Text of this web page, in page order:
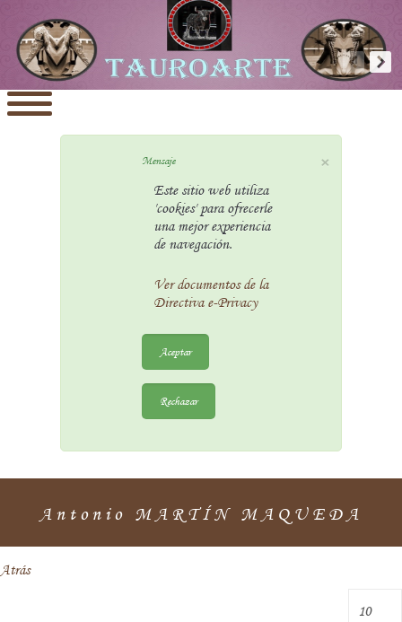
×
Mensaje
Este sitio web utiliza
'cookies' para ofrecerle
una mejor experiencia
de navegación.
Ver documentos de la
Directiva e-Privacy
Aceptar
Rechazar
Antonio MARTÍN MAQUEDA
Atrás